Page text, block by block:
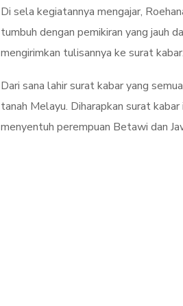
Di sela kegiatannya mengajar,
tumbuh dengan pemikiran yang jauh
mengirimkan tulisannya ke surat
Dari sana lahir surat kabar yang
tanah Melayu. Diharapkan surat
menyentuh perempuan Betawi dan